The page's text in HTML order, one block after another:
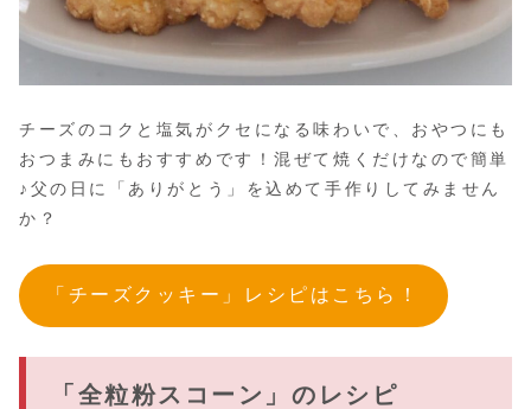
チーズのコクと塩気がクセになる味わいで、おやつにも
おつまみにもおすすめです！混ぜて焼くだけなので簡単
♪父の日に「ありがとう」を込めて手作りしてみません
か？
「チーズクッキー」レシピはこちら！
「全粒粉スコーン」のレシピ